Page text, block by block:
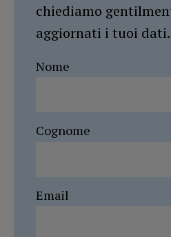
chiediamo
aggiornati i tuoi dati.
Nome
Cognome
Email